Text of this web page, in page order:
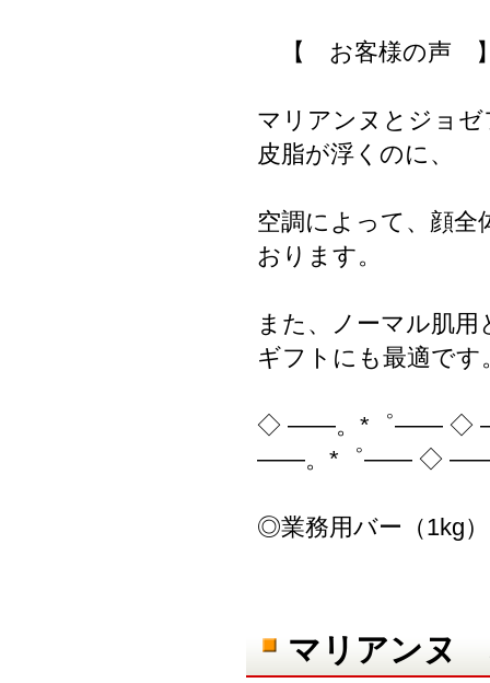
【 お客様の声
マリアンヌとジョ
皮脂が浮くのに、
空調によって、顔全
おります。
また、ノーマル肌
ギフトにも最適です
◇ ――。*゜―― ◇
――。*゜―― ◇
◎業務用バー（1kg
マリアンヌ